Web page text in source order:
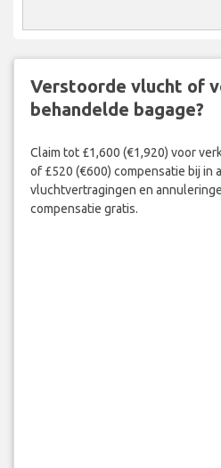
Verstoorde vlucht of
behandelde bagage?
Claim tot £1,600 (€1,920) voor
of £520 (€600) compensatie bij in
vluchtvertragingen en
compensatie gratis.